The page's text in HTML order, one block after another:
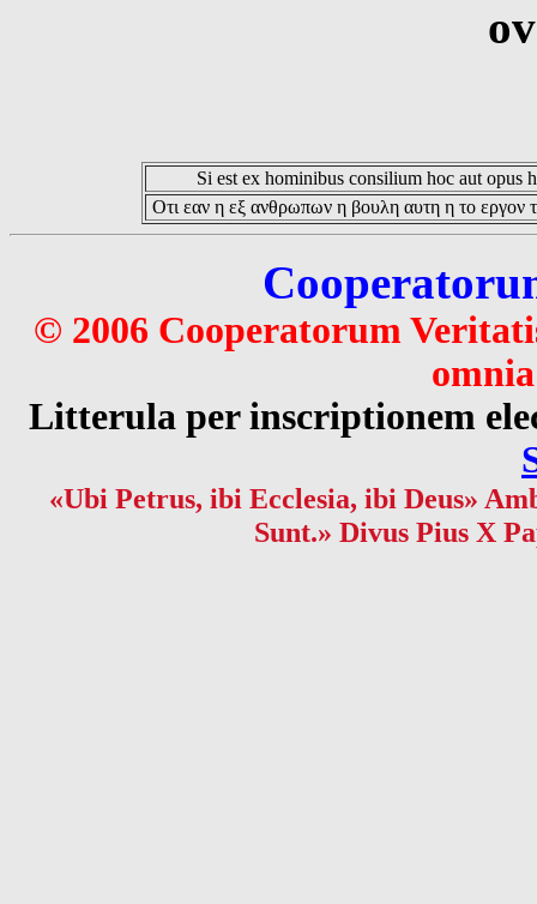
Si est ex hominibus consilium hoc aut opus
Οτι εαν η εξ ανθρωπων η βουλη αυτη η το εργον
© 2006 Cooperatorum
Litterula per inscriptionem
«Ubi Petrus, ibi Ecclesia, ibi Deus»
Sunt.» Divus Pius X